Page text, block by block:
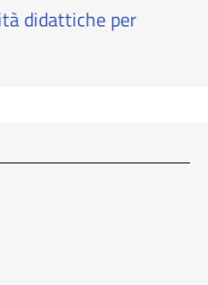
didattiche per